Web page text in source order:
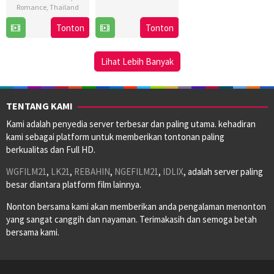
Romance, Thailand
Feb
Pundhevanop
Dhewakul
Tonton Tonton
Lihat Lebih Banyak
TENTANG KAMI
Kami adalah penyedia server terbesar dan paling utama. kehadiran
kami sebagai platform untuk memberikan tontonan paling
berkualitas dan Full HD.
WGFILM21, LK21, REBAHIN, NGEFILM21, IDLIX, adalah server paling
besar diantara platform film lainnya.
Nonton bersama kami akan memberikan anda pengalaman menonton
yang sangat canggih dan nayaman. Terimakasih dan semoga betah
bersama kami.